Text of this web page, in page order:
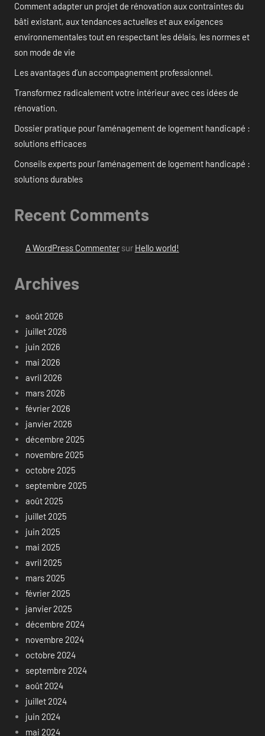
Comment adapter un projet de rénovation aux contraintes du
bâti existant, aux tendances actuelles et aux exigences
environnementales tout en respectant les délais, les normes et
son mode de vie
Les avantages d’un accompagnement professionnel.
Transformez radicalement votre intérieur avec ces idées de
rénovation.
Dossier pratique pour l’aménagement de logement handicapé :
solutions efficaces
Conseils experts pour l’aménagement de logement handicapé :
solutions durables
Recent Comments
A WordPress Commentersur Hello world!
Archives
août 2026
juillet 2026
juin 2026
mai 2026
avril 2026
mars 2026
février 2026
janvier 2026
décembre 2025
novembre 2025
octobre 2025
septembre 2025
août 2025
juillet 2025
juin 2025
mai 2025
avril 2025
mars 2025
février 2025
janvier 2025
décembre 2024
novembre 2024
octobre 2024
septembre 2024
août 2024
juillet 2024
juin 2024
mai 2024